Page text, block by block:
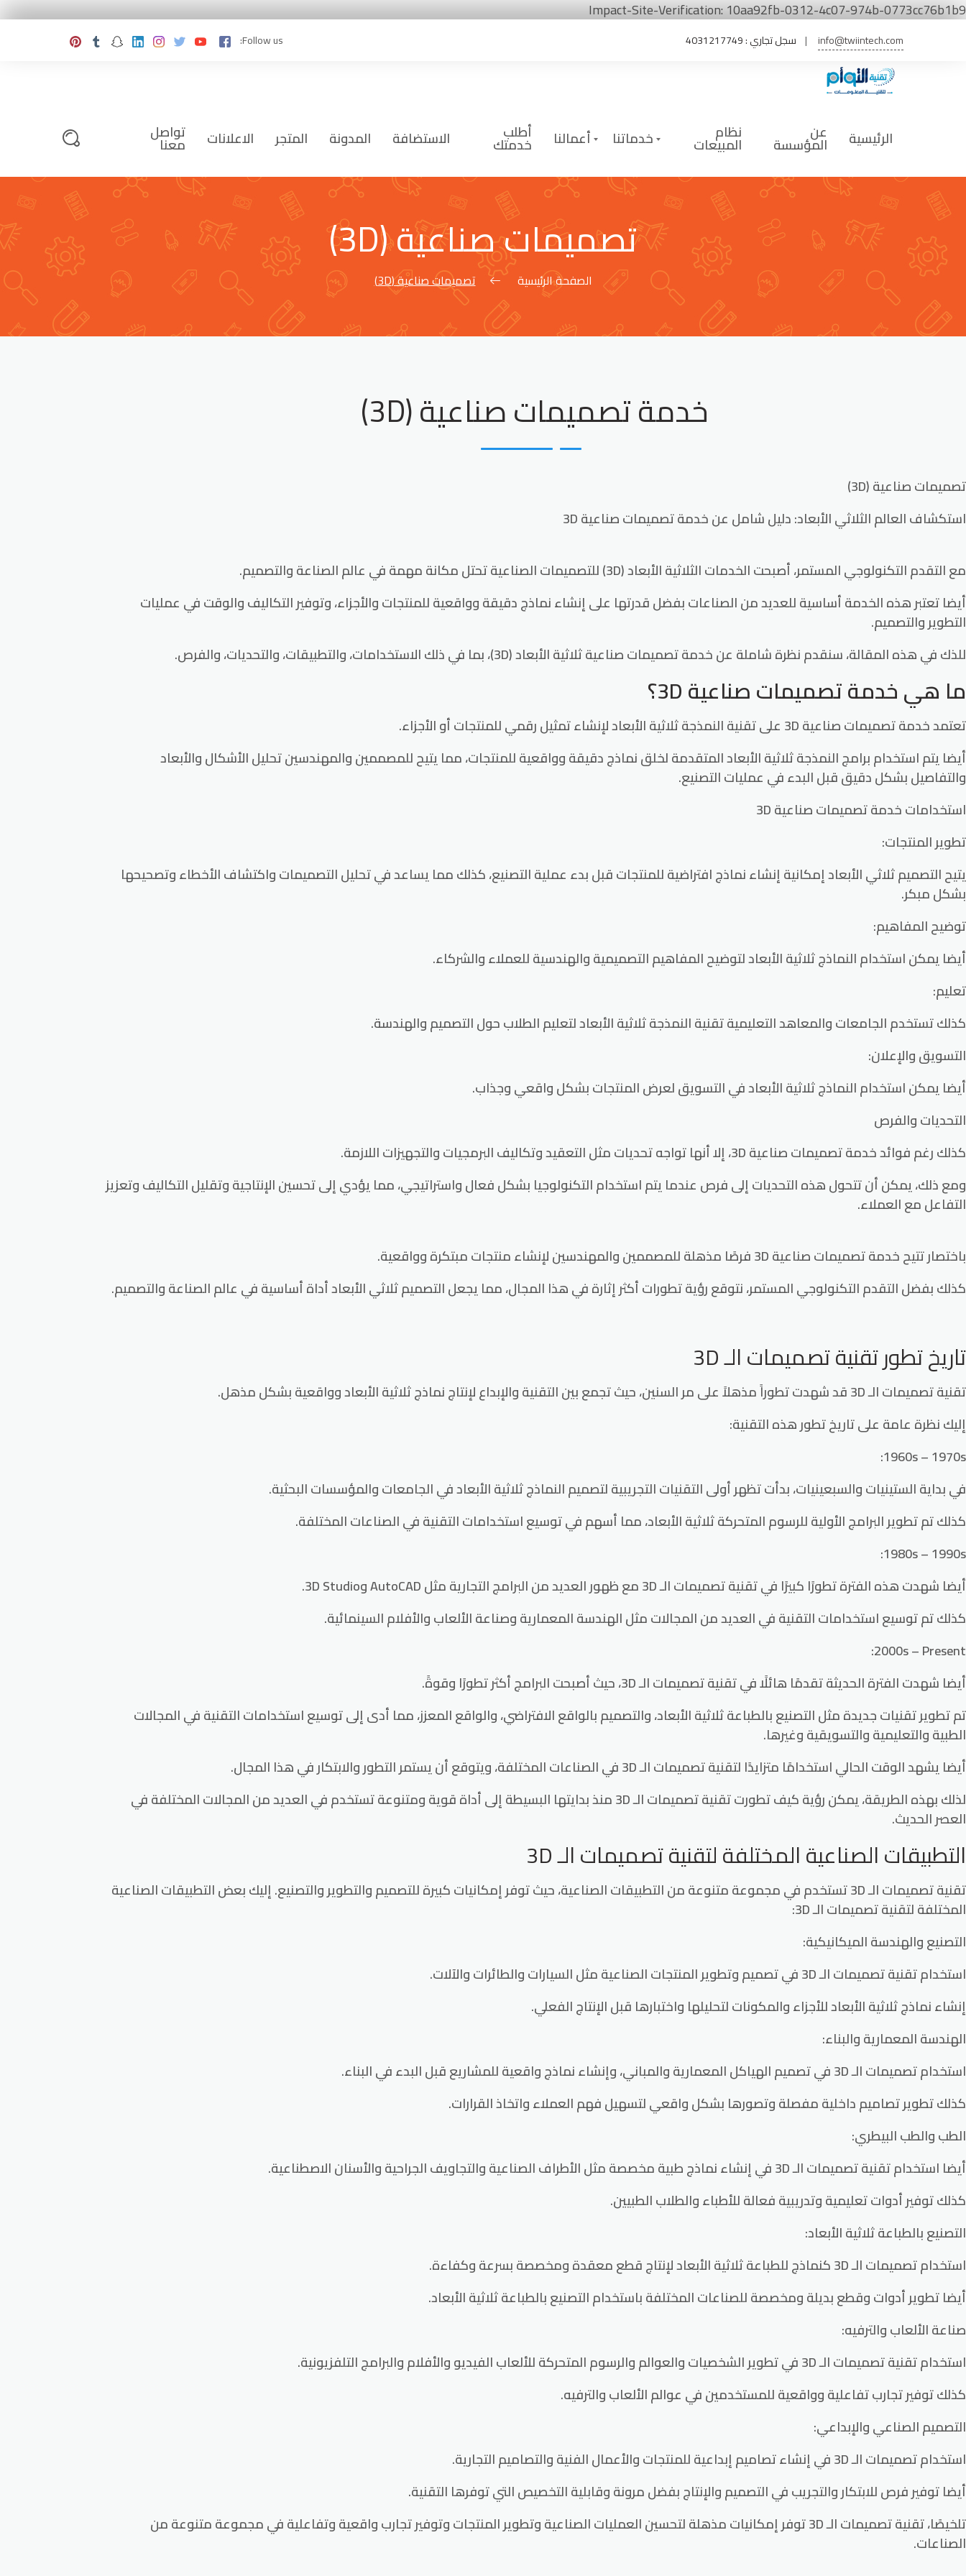
Impact-Site-Verification: 10aa92fb-0312-4c07-974b-0773cc76b1b9
Skip
سجل تجاري : 4031217749 info@twiintech.com
Follow us:
الرئيسية عن
المؤسسة
نظام
المبيعات خدماتنا أعمالنا أطلب
خدمتك الاستضافة المدونة المتجر الاعلانات تواصل
معنا
تصميمات صناعية (3D)
الصفحة الرئيسية تصميمات صناعية (3D)
خدمة تصميمات صناعية (3D)
تصميمات صناعية (3D)
استكشاف العالم الثلاثي الأبعاد: دليل شامل عن خدمة تصميمات صناعية 3D
مع التقدم التكنولوجي المستمر، أصبحت الخدمات الثلاثية الأبعاد (3D) للتصميمات الصناعية تحتل مكانة مهمة في عالم الصناعة والتصميم.
أيضا تعتبر هذه الخدمة أساسية للعديد من الصناعات بفضل قدرتها على إنشاء نماذج دقيقة وواقعية للمنتجات والأجزاء، وتوفير التكاليف والوقت في عمليات
التطوير والتصميم.
للذك في هذه المقالة، سنقدم نظرة شاملة عن خدمة تصميمات صناعية ثلاثية الأبعاد (3D)، بما في ذلك الاستخدامات، والتطبيقات، والتحديات، والفرص.
ما هي خدمة تصميمات صناعية 3D؟
تعتمد خدمة تصميمات صناعية 3D على تقنية النمذجة ثلاثية الأبعاد لإنشاء تمثيل رقمي للمنتجات أو الأجزاء.
أيضا يتم استخدام برامج النمذجة ثلاثية الأبعاد المتقدمة لخلق نماذج دقيقة وواقعية للمنتجات، مما يتيح للمصممين والمهندسين تحليل الأشكال والأبعاد
والتفاصيل بشكل دقيق قبل البدء في عمليات التصنيع.
استخدامات خدمة تصميمات صناعية 3D
تطوير المنتجات:
يتيح التصميم ثلاثي الأبعاد إمكانية إنشاء نماذج افتراضية للمنتجات قبل بدء عملية التصنيع، كذلك مما يساعد في تحليل التصميمات واكتشاف الأخطاء وتصحيحها
بشكل مبكر.
توضيح المفاهيم:
أيضا يمكن استخدام النماذج ثلاثية الأبعاد لتوضيح المفاهيم التصميمية والهندسية للعملاء والشركاء.
تعليم:
كذلك تستخدم الجامعات والمعاهد التعليمية تقنية النمذجة ثلاثية الأبعاد لتعليم الطلاب حول التصميم والهندسة.
التسويق والإعلان:
أيضا يمكن استخدام النماذج ثلاثية الأبعاد في التسويق لعرض المنتجات بشكل واقعي وجذاب.
التحديات والفرص
كذلك رغم فوائد خدمة تصميمات صناعية 3D، إلا أنها تواجه تحديات مثل التعقيد وتكاليف البرمجيات والتجهيزات اللازمة.
ومع ذلك، يمكن أن تتحول هذه التحديات إلى فرص عندما يتم استخدام التكنولوجيا بشكل فعال واستراتيجي، مما يؤدي إلى تحسين الإنتاجية وتقليل التكاليف وتعزيز
التفاعل مع العملاء.
باختصار تتيح خدمة تصميمات صناعية 3D فرصًا مذهلة للمصممين والمهندسين لإنشاء منتجات مبتكرة وواقعية.
كذلك بفضل التقدم التكنولوجي المستمر، نتوقع رؤية تطورات أكثر إثارة في هذا المجال، مما يجعل التصميم ثلاثي الأبعاد أداة أساسية في عالم الصناعة والتصميم.
تاريخ تطور تقنية تصميمات الـ 3D
تقنية تصميمات الـ 3D قد شهدت تطوراً مذهلاً على مر السنين، حيث تجمع بين التقنية والإبداع لإنتاج نماذج ثلاثية الأبعاد وواقعية بشكل مذهل.
إليك نظرة عامة على تاريخ تطور هذه التقنية:
1960s – 1970s:
في بداية الستينيات والسبعينيات، بدأت تظهر أولى التقنيات التجريبية لتصميم النماذج ثلاثية الأبعاد في الجامعات والمؤسسات البحثية.
كذلك تم تطوير البرامج الأولية للرسوم المتحركة ثلاثية الأبعاد، مما أسهم في توسيع استخدامات التقنية في الصناعات المختلفة.
1980s – 1990s:
أيضا شهدت هذه الفترة تطورًا كبيرًا في تقنية تصميمات الـ 3D مع ظهور العديد من البرامج التجارية مثل AutoCAD و3D Studio.
كذلك تم توسيع استخدامات التقنية في العديد من المجالات مثل الهندسة المعمارية وصناعة الألعاب والأفلام السينمائية.
2000s – Present:
أيضا شهدت الفترة الحديثة تقدمًا هائلًا في تقنية تصميمات الـ 3D، حيث أصبحت البرامج أكثر تطورًا وقوةً.
تم تطوير تقنيات جديدة مثل التصنيع بالطباعة ثلاثية الأبعاد، والتصميم بالواقع الافتراضي، والواقع المعزز، مما أدى إلى توسيع استخدامات التقنية في المجالات
الطبية والتعليمية والتسويقية وغيرها.
أيضا يشهد الوقت الحالي استخدامًا متزايدًا لتقنية تصميمات الـ 3D في الصناعات المختلفة، ويتوقع أن يستمر التطور والابتكار في هذا المجال.
لذلك بهذه الطريقة، يمكن رؤية كيف تطورت تقنية تصميمات الـ 3D منذ بدايتها البسيطة إلى أداة قوية ومتنوعة تستخدم في العديد من المجالات المختلفة في
العصر الحديث.
التطبيقات الصناعية المختلفة لتقنية تصميمات الـ 3D
تقنية تصميمات الـ 3D تستخدم في مجموعة متنوعة من التطبيقات الصناعية، حيث توفر إمكانيات كبيرة للتصميم والتطوير والتصنيع. إليك بعض التطبيقات الصناعية
المختلفة لتقنية تصميمات الـ 3D:
التصنيع والهندسة الميكانيكية:
استخدام تقنية تصميمات الـ 3D في تصميم وتطوير المنتجات الصناعية مثل السيارات والطائرات والآلات.
إنشاء نماذج ثلاثية الأبعاد للأجزاء والمكونات لتحليلها واختبارها قبل الإنتاج الفعلي.
الهندسة المعمارية والبناء:
استخدام تصميمات الـ 3D في تصميم الهياكل المعمارية والمباني، وإنشاء نماذج واقعية للمشاريع قبل البدء في البناء.
كذلك تطوير تصاميم داخلية مفصلة وتصورها بشكل واقعي لتسهيل فهم العملاء واتخاذ القرارات.
الطب والطب البيطري:
أيضا استخدام تقنية تصميمات الـ 3D في إنشاء نماذج طبية مخصصة مثل الأطراف الصناعية والتجاويف الجراحية والأسنان الاصطناعية.
كذلك توفير أدوات تعليمية وتدريبية فعالة للأطباء والطلاب الطبيين.
التصنيع بالطباعة ثلاثية الأبعاد:
استخدام تصميمات الـ 3D كنماذج للطباعة ثلاثية الأبعاد لإنتاج قطع معقدة ومخصصة بسرعة وكفاءة.
أيضا تطوير أدوات وقطع بديلة ومخصصة للصناعات المختلفة باستخدام التصنيع بالطباعة ثلاثية الأبعاد.
صناعة الألعاب والترفيه:
استخدام تقنية تصميمات الـ 3D في تطوير الشخصيات والعوالم والرسوم المتحركة للألعاب الفيديو والأفلام والبرامج التلفزيونية.
كذلك توفير تجارب تفاعلية وواقعية للمستخدمين في عوالم الألعاب والترفيه.
التصميم الصناعي والإبداعي:
استخدام تصميمات الـ 3D في إنشاء تصاميم إبداعية للمنتجات والأعمال الفنية والتصاميم التجارية.
أيضا توفير فرص للابتكار والتجريب في التصميم والإنتاج بفضل مرونة وقابلية التخصيص التي توفرها التقنية.
تلخيصًا، تقنية تصميمات الـ 3D توفر إمكانيات مذهلة لتحسين العمليات الصناعية وتطوير المنتجات وتوفير تجارب واقعية وتفاعلية في مجموعة متنوعة من
الصناعات.